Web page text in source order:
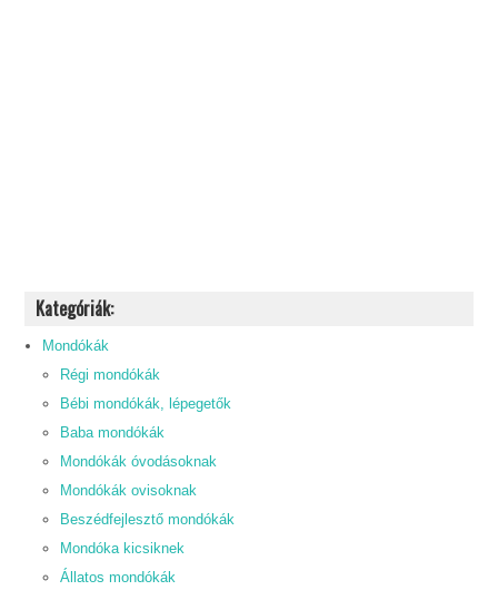
Kategóriák:
Mondókák
Régi mondókák
Bébi mondókák, lépegetők
Baba mondókák
Mondókák óvodásoknak
Mondókák ovisoknak
Beszédfejlesztő mondókák
Mondóka kicsiknek
Állatos mondókák